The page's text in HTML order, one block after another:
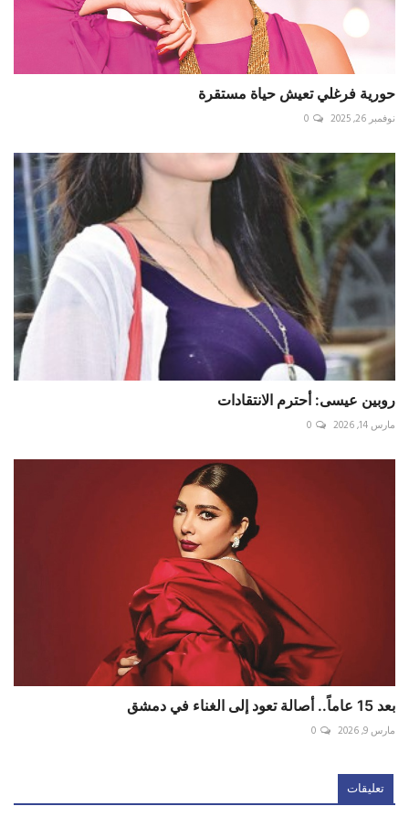
حورية فرغلي تعيش حياة مستقرة
نوفمبر 26, 2025 0
روبين عيسى: أحترم الانتقادات
مارس 14, 2026 0
بعد 15 عاماً.. أصالة تعود إلى الغناء في دمشق
مارس 9, 2026 0
تعليقات